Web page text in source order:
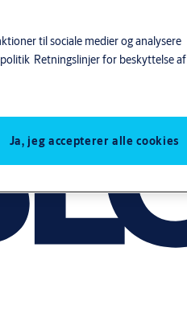
til sociale medier og analysere
Retningslinjer for beskyttelse af
Ja, jeg accepterer alle cookies